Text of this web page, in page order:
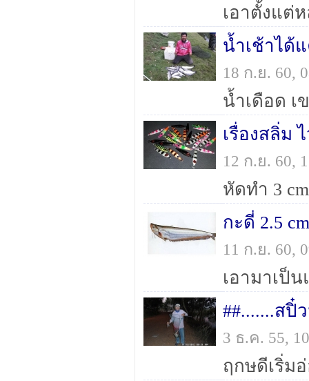
เอาตั้งแต่
น้ำเช้าได้
18 ก.ย. 60,
น้ำเดือด เ
เรื่องสลิ่ม
12 ก.ย. 60,
หัดทำ 3
กะดี่ 2.5
11 ก.ย. 60,
เอามาเป็
##.......สปิ๋
3 ธ.ค. 55,